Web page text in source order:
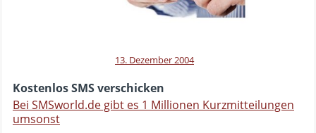
13. Dezember 2004
Kostenlos SMS verschicken
Bei SMSworld.de gibt es 1 Millionen Kurzmitteilungen
umsonst